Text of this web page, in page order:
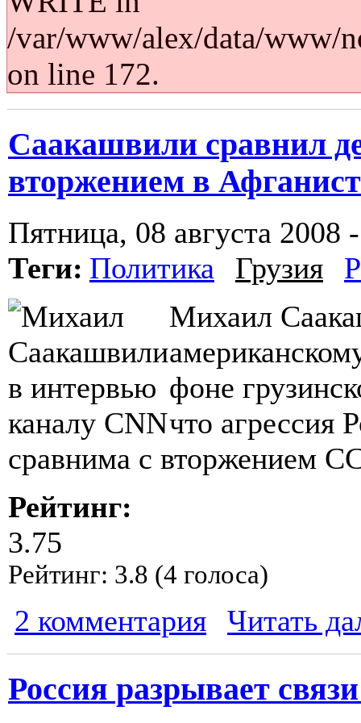
/var/www/alex/data/www/
on line 172.
Саакашвили сравнил
вторжением в
Пятница, 08 августа 2008
Теги: Политика Грузия
Михаил
фоне
что
сравнима с вторжением
Рейтинг:
3.75
Рейтинг: 3.8 (4 голоса)
2 комментария Читать
Россия разрывает